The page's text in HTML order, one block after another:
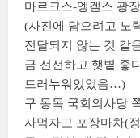
마르크스-엥겔스 광
(사진에 담으려고 노
전달되지 않는 것 같
금 선선하고 햇볕 좋
드러누워있었음…)
구 동독 국회의사당
사먹자고 포장마차(